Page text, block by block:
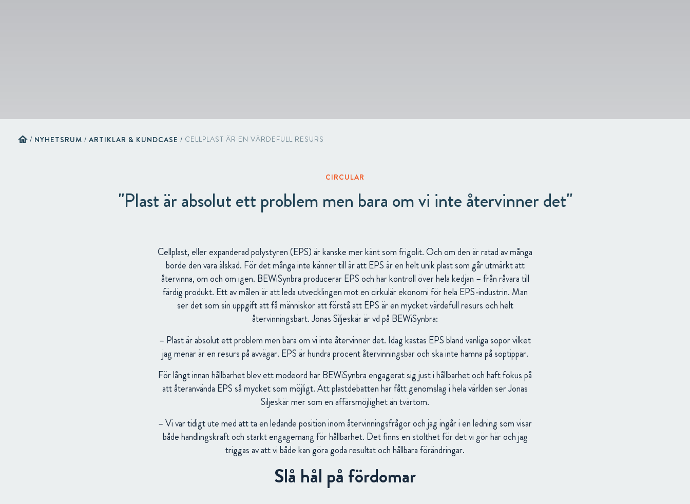
home / NYHETSRUM / ARTIKLAR & KUNDCASE / CELLPLAST ÄR EN VÄRDEFULL RESURS
CIRCULAR
"Plast är absolut ett problem men bara om vi inte återvinner det"
Cellplast, eller expanderad polystyren (EPS) är kanske mer känt som frigolit. Och om den är ratad av många
borde den vara älskad. För det många inte känner till är att EPS är en helt unik plast som går utmärkt att
återvinna, om och om igen. BEWiSynbra producerar EPS och har kontroll över hela kedjan – från råvara till
färdig produkt. Ett av målen är att leda utvecklingen mot en cirkulär ekonomi för hela EPS-industrin. Man
ser det som sin uppgift att få människor att förstå att EPS är en mycket värdefull resurs och helt
återvinningsbart. Jonas Siljeskär är vd på BEWiSynbra:
– Plast är absolut ett problem men bara om vi inte återvinner det. Idag kastas EPS bland vanliga sopor vilket
jag menar är en resurs på avvägar. EPS är hundra procent återvinningsbar och ska inte hamna på soptippar.
För långt innan hållbarhet blev ett modeord har BEWiSynbra engagerat sig just i hållbarhet och haft fokus på
att återanvända EPS så mycket som möjligt. Att plastdebatten har fått genomslag i hela världen ser Jonas
Siljeskär mer som en affärsmöjlighet än tvärtom.
– Vi var tidigt ute med att ta en ledande position inom återvinningsfrågor och jag ingår i en ledning som visar
både handlingskraft och starkt engagemang för hållbarhet. Det finns en stolthet för det vi gör här och jag
triggas av att vi både kan göra goda resultat och hållbara förändringar.
Slå hål på fördomar